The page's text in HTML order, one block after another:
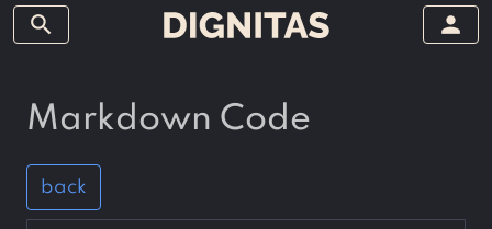
search person
Markdown Code
back